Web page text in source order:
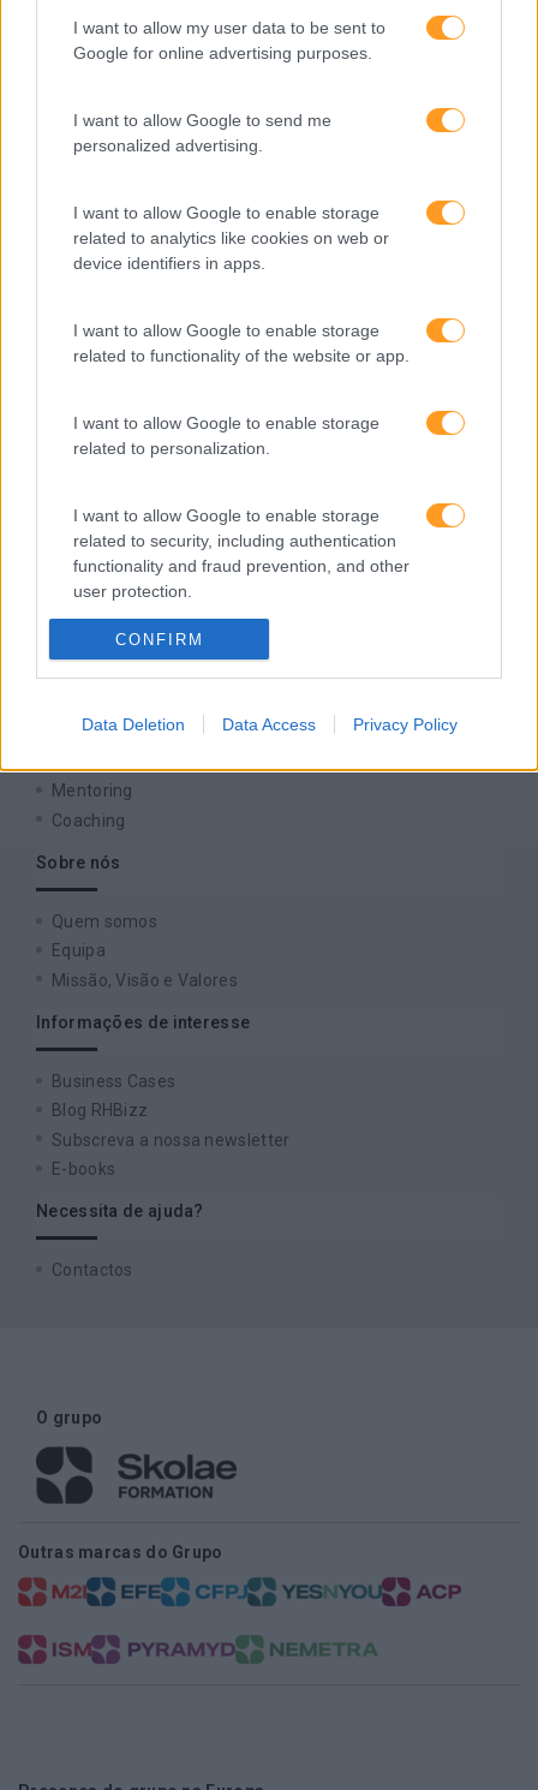
I want to allow my user data to be sent to
Google for online advertising purposes.
I want to allow Google to send me
personalized advertising.
I want to allow Google to enable storage
related to analytics like cookies on web or
device identifiers in apps.
I want to allow Google to enable storage
related to functionality of the website or app.
I want to allow Google to enable storage
related to personalization.
I want to allow Google to enable storage
related to security, including authentication
functionality and fraud prevention, and other
user protection.
CONFIRM
Data Deletion Data Access Privacy Policy
pragmáticas orientadas para os resultados
SABER MAIS
Somos a filial portuguesa do grupo SKOLAE Formation,
empresa europeia multiespecializada no desenvolvimento
em Portugal desde 1998.
Ver todas as formações
Soluções
Formação
Digital Learning
Mentoring
Coaching
Sobre nós
Quem somos
Equipa
Missão, Visão e Valores
Informações de interesse
Business Cases
Blog RHBizz
Subscreva a nossa newsletter
E-books
Necessita de ajuda?
Contactos
O grupo
Outras marcas do Grupo